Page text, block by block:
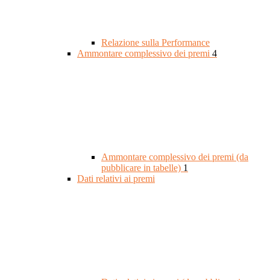
Relazione sulla Performance
Ammontare complessivo dei premi 4
Ammontare complessivo dei premi (da
pubblicare in tabelle) 1
Dati relativi ai premi